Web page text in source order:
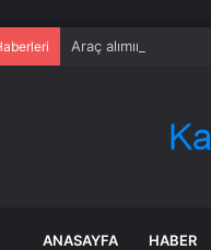
Araç alımında ÖTV
ANASAYFA HABER